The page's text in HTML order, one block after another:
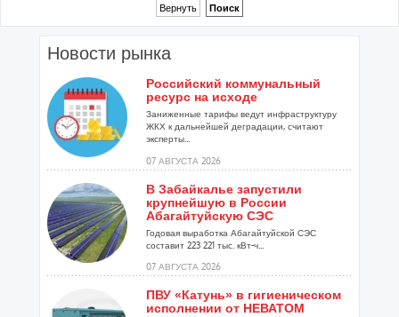
Новости рынка
Российский коммунальный
ресурс на исходе
Заниженные тарифы ведут инфраструктуру
ЖКХ к дальнейшей деградации, считают
эксперты...
07 АВГУСТА 2026
В Забайкалье запустили
крупнейшую в России
Абагайтуйскую СЭС
Годовая выработка Абагайтуйской СЭС
составит 223 221 тыс. кВт-ч...
07 АВГУСТА 2026
ПВУ «Катунь» в гигиеническом
исполнении от НЕВАТОМ